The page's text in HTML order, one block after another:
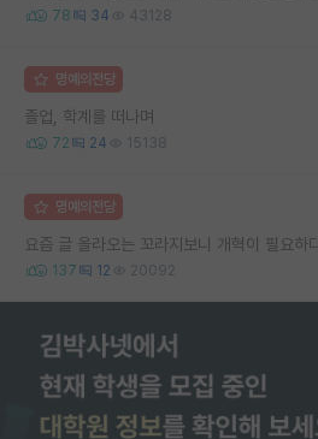
78 34 43128
명예의전당
졸업, 학계를 떠나며
72 24 15138
명예의전당
요즘 글 올라오는 꼬라지보니 개혁이 필요하다
137 12 20092